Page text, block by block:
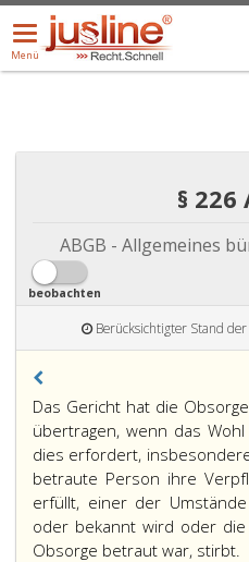
Menü
öffnen/schließen
Menü
ALLE DROPDOWN:
§ 226
ABGB - Allgemeines
beobachten
Berücksichtigter Stand
Paragraph
226,
Das Gericht hat die
übertragen, wenn das
dies erfordert,
betraute Person ihre
erfüllt, einer der
oder bekannt wird oder
Obsorge betraut war, stirbt.